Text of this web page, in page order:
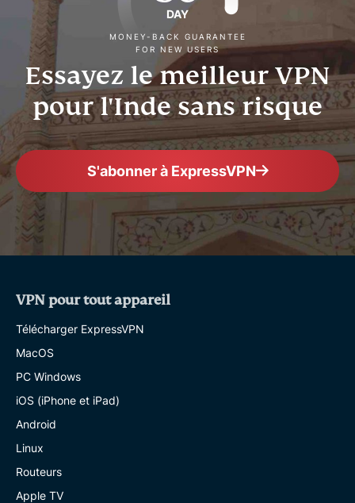
DAY
MONEY-BACK GUARANTEE
FOR NEW USERS
Essayez le meilleur VPN
pour l'Inde sans risque
S'abonner à ExpressVPN
VPN pour tout appareil
Télécharger ExpressVPN
MacOS
PC Windows
iOS (iPhone et iPad)
Android
Linux
Routeurs
Apple TV